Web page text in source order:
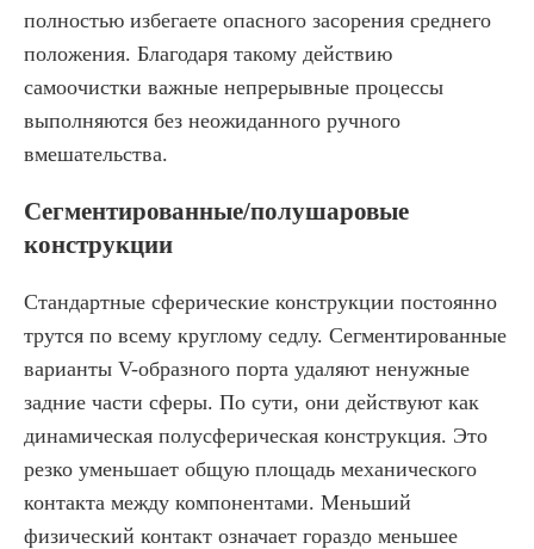
полностью избегаете опасного засорения среднего
положения. Благодаря такому действию
самоочистки важные непрерывные процессы
выполняются без неожиданного ручного
вмешательства.
Сегментированные/полушаровые
конструкции
Стандартные сферические конструкции постоянно
трутся по всему круглому седлу. Сегментированные
варианты V-образного порта удаляют ненужные
задние части сферы. По сути, они действуют как
динамическая полусферическая конструкция. Это
резко уменьшает общую площадь механического
контакта между компонентами. Меньший
физический контакт означает гораздо меньшее